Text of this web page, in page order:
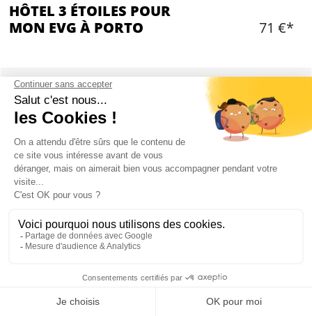
HÔTEL 3 ÉTOILES POUR
MON EVG À PORTO
71 €*
CONTENU
Plusieurs chambres dans un hôtel 3* du centre-
ville
Draps et serviettes fournis
HÔTEL 3 ÉTOILES À PORTO : PRÉSENTATION
Mon EVG à Porto